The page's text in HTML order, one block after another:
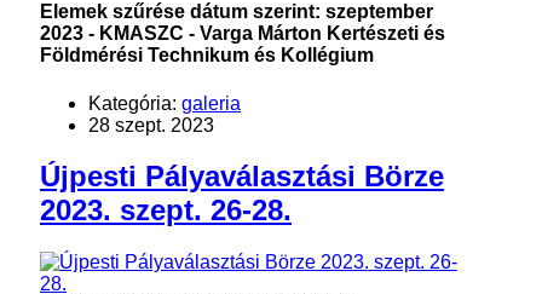
Elemek szűrése dátum szerint: szeptember
2023 - KMASZC - Varga Márton Kertészeti és
Földmérési Technikum és Kollégium
Kategória: galeria
28 szept. 2023
Újpesti Pályaválasztási Börze
2023. szept. 26-28.